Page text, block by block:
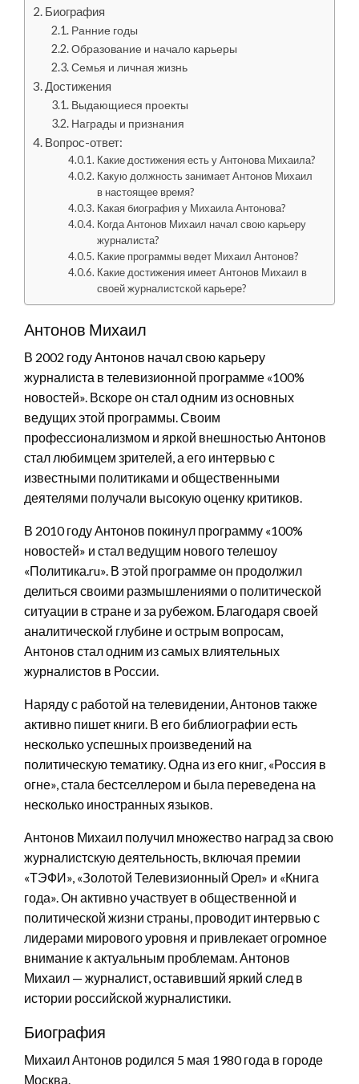
Биография
Ранние годы
Образование и начало карьеры
Семья и личная жизнь
Достижения
Выдающиеся проекты
Награды и признания
Вопрос-ответ:
Какие достижения есть у Антонова Михаила?
Какую должность занимает Антонов Михаил
в настоящее время?
Какая биография у Михаила Антонова?
Когда Антонов Михаил начал свою карьеру
журналиста?
Какие программы ведет Михаил Антонов?
Какие достижения имеет Антонов Михаил в
своей журналистской карьере?
Антонов Михаил
В 2002 году Антонов начал свою карьеру
журналиста в телевизионной программе «100%
новостей». Вскоре он стал одним из основных
ведущих этой программы. Своим
профессионализмом и яркой внешностью Антонов
стал любимцем зрителей, а его интервью с
известными политиками и общественными
деятелями получали высокую оценку критиков.
В 2010 году Антонов покинул программу «100%
новостей» и стал ведущим нового телешоу
«Политика.ru». В этой программе он продолжил
делиться своими размышлениями о политической
ситуации в стране и за рубежом. Благодаря своей
аналитической глубине и острым вопросам,
Антонов стал одним из самых влиятельных
журналистов в России.
Наряду с работой на телевидении, Антонов также
активно пишет книги. В его библиографии есть
несколько успешных произведений на
политическую тематику. Одна из его книг, «Россия в
огне», стала бестселлером и была переведена на
несколько иностранных языков.
Антонов Михаил получил множество наград за свою
журналистскую деятельность, включая премии
«ТЭФИ», «Золотой Телевизионный Орел» и «Книга
года». Он активно участвует в общественной и
политической жизни страны, проводит интервью с
лидерами мирового уровня и привлекает огромное
внимание к актуальным проблемам. Антонов
Михаил — журналист, оставивший яркий след в
истории российской журналистики.
Биография
Михаил Антонов родился 5 мая 1980 года в городе
Москва.